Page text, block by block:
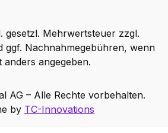
gesetzl. Mehrwertsteuer zzgl.
ggf. Nachnahmegebühren, wenn
anders angegeben.
AG – Alle Rechte vorbehalten.
by TC-Innovations